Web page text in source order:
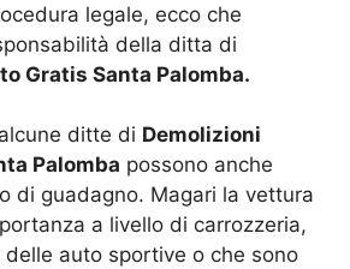
legale, ecco che
della ditta di
Gratis Santa Palomba.
ditte di Demolizioni
Palomba possono anche
di guadagno. Magari la vettura
a livello di carrozzeria,
delle auto sportive o che sono